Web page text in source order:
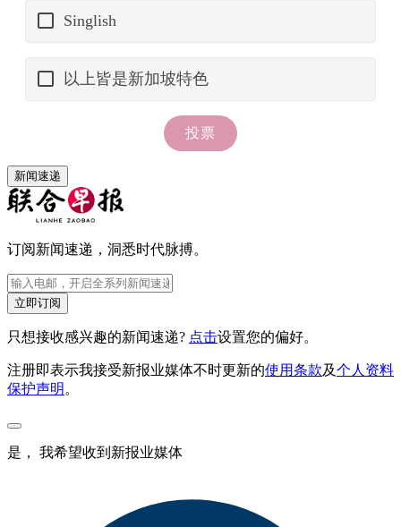
新闻速递
订阅新闻速递，洞悉时代脉搏。
立即订阅
只想接收感兴趣的新闻速递? 点击设置您的偏好。
注册即表示我接受新报业媒体不时更新的使用条款及个人资料
保护声明 。
是， 我希望收到新报业媒体